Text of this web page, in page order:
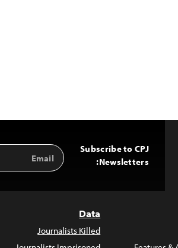
Subscribe to CPJ
Newsletters:
Email
Address
Data
Journalists Killed